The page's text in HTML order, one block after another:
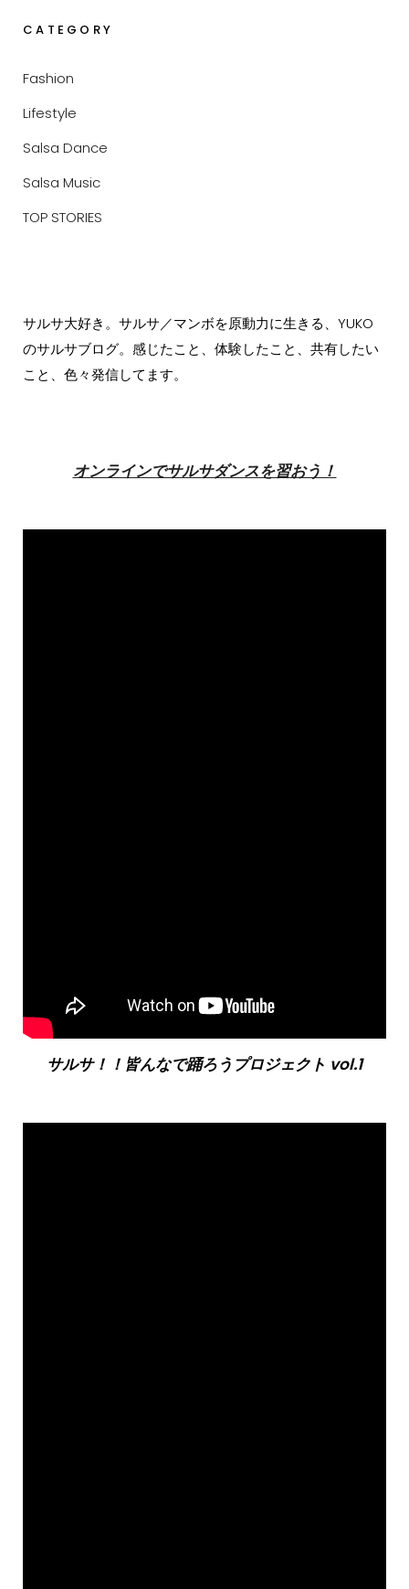
CATEGORY
Fashion
Lifestyle
Salsa Dance
Salsa Music
TOP STORIES
サルサ大好き。サルサ／マンボを原動力に生きる、YUKO
のサルサブログ。感じたこと、体験したこと、共有したい
こと、色々発信してます。
オンラインでサルサダンスを習おう！
サルサ！！皆んなで踊ろうプロジェクト vol.1